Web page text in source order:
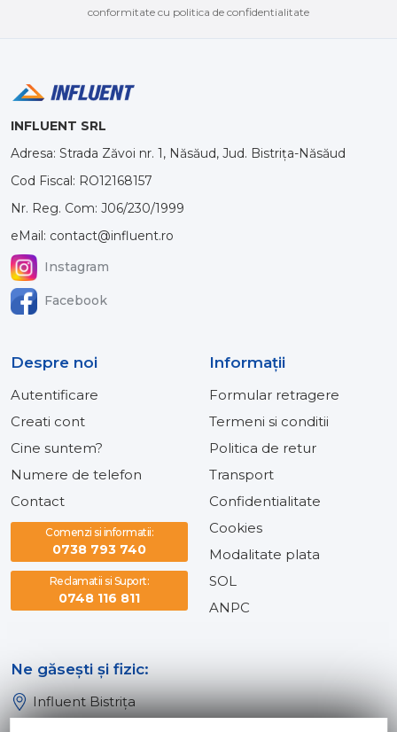
conformitate cu politica de confidentialitate
INFLUENT SRL
Adresa: Strada Zăvoi nr. 1, Năsăud, Jud. Bistrița-Năsăud
Cod Fiscal: RO12168157
Nr. Reg. Com: J06/230/1999
eMail: contact@influent.ro
Instagram
Facebook
Despre noi
Autentificare
Creati cont
Cine suntem?
Numere de telefon
Contact
Comenzi si informatii:
0738 793 740
Reclamatii si Suport:
0748 116 811
Informaţii
Formular retragere
Termeni si conditii
Politica de retur
Transport
Confidentialitate
Cookies
Modalitate plata
SOL
ANPC
Ne găsești și fizic:
Influent Bistrița